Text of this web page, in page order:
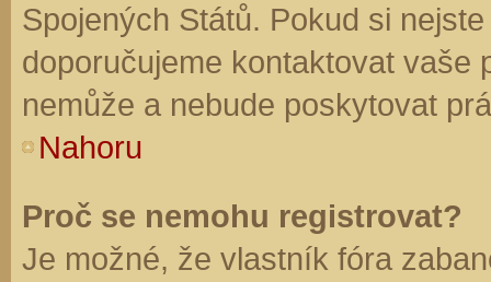
Spojených Států. Pokud si
doporučujeme kontaktovat vaše
nemůže a nebude poskytovat
Nahoru
Proč se nemohu registrovat?
Je možné, že vlastník fóra